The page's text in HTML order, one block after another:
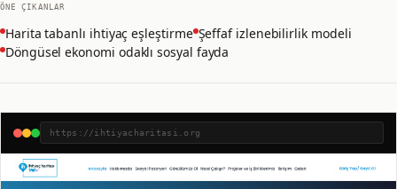
ÖNE ÇIKANLAR
Harita tabanlı ihtiyaç eşleştirme Şeffaf izlenebilirlik modeli
Döngüsel ekonomi odaklı sosyal fayda
https://ihtiyacharitasi.org